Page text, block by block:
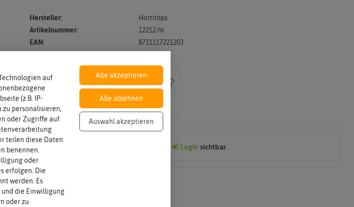
Hersteller:
Hortitops
Artikelnummer:
12212-ht
EAN:
8711117221203
Inhalt
1 g Wie viel ist enthalten
Loginsichtbar.
auf
(z.B. IP-
zu personalisieren,
oder Zugriffe auf
teilen diese Daten
benennen.
oder
erfolgen. Die
werden. Es
die Einwilligung
oder zu
Alle akzeptieren
Alle ablehnen
Auswahl akzeptieren